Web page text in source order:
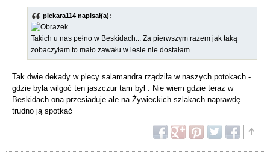
piekara114 napisał(a):
Takich u nas pełno w Beskidach... Za pierwszym razem jak taką
zobaczyłam to mało zawału w lesie nie dostałam...
Tak dwie dekady w plecy salamandra rządziła w naszych potokach -
gdzie była wilgoć ten jaszczur tam był . Nie wiem gdzie teraz w
Beskidach ona przesiaduje ale na Żywieckich szlakach naprawdę
trudno ją spotkać